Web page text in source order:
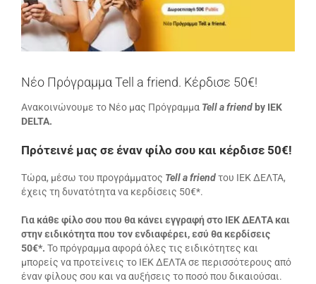
Νέο Πρόγραμμα Tell a friend. Κέρδισε 50€!
Ανακοινώνουμε το Νέο μας Πρόγραμμα Tell a friend by IEK
DELTA.
Πρότεινέ μας σε έναν φίλο σου και κέρδισε 50€!
Τώρα, μέσω του προγράμματος Tell a friendτου ΙΕΚ ΔΕΛΤΑ,
έχεις τη δυνατότητα να κερδίσεις 50€*.
Για κάθε φίλο σου που θα κάνει εγγραφή στο ΙΕΚ ΔΕΛΤΑ και
στην ειδικότητα που τον ενδιαφέρει, εσύ θα κερδίσεις
50€*. Το πρόγραμμα αφορά όλες τις ειδικότητες και
μπορείς να προτείνεις το ΙΕΚ ΔΕΛΤΑ σε περισσότερους από
έναν φίλους σου και να αυξήσεις το ποσό που δικαιούσαι.